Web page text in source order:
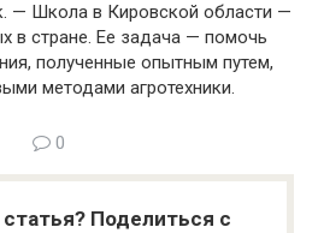
— Школа в Кировской области —
в стране. Ее задача — помочь
полученные опытным путем,
методами агротехники.
0
Поделиться с